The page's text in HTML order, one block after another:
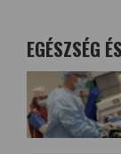
EGÉSZSÉG